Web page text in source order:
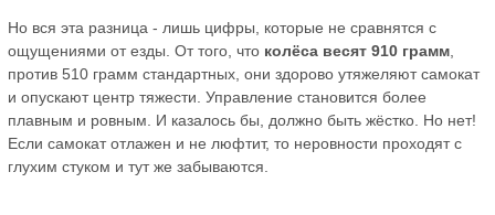
Но вся эта разница - лишь цифры, которые не сравнятся с
ощущениями от езды. От того, что колёса весят 910 грамм
против 510 грамм стандартных, они здорово утяжеляют самокат
и опускают центр тяжести. Управление становится более
плавным и ровным. И казалось бы, должно быть жёстко. Но нет!
Если самокат отлажен и не люфтит, то неровности проходят с
глухим стуком и тут же забываются.